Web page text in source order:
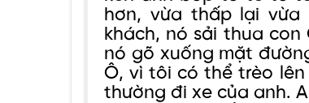
hơn, vừa thấp lại vừa
khách, nó sải thua
nó gõ xuống mặt
Ô, vì tôi có thể trèo
thường đi xe của anh.